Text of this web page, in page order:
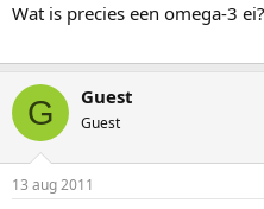
Wat is precies een omega-3
G Guest
Guest
13 aug 2011